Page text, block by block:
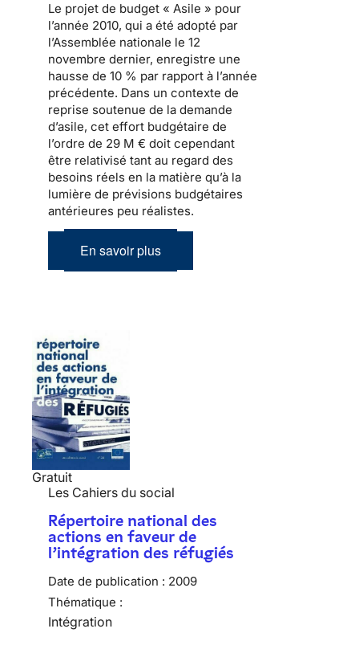
Le projet de budget « Asile » pour
l’année 2010, qui a été adopté par
l’Assemblée nationale le 12
novembre dernier, enregistre une
hausse de 10 % par rapport à l’année
précédente. Dans un contexte de
reprise soutenue de la demande
d’asile, cet effort budgétaire de
l’ordre de 29 M € doit cependant
être relativisé tant au regard des
besoins réels en la matière qu’à la
lumière de prévisions budgétaires
antérieures peu réalistes.
En savoir plus
Gratuit
Les Cahiers du social
Répertoire national des
actions en faveur de
l’intégration des réfugiés
Date de publication : 2009
Thématique :
Intégration